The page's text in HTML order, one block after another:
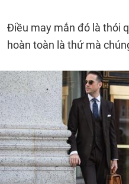
Điều may mắn đó là thói
hoàn toàn là thứ mà